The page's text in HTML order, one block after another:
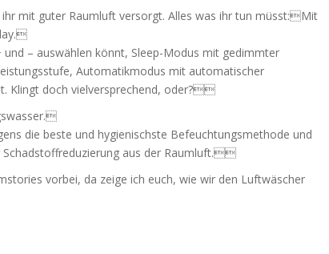
mit guter Raumluft versorgt. Alles was ihr tun müsst:Mit
– auswählen könnt, Sleep-Modus mit gedimmter
Automatikmodus mit automatischer
Klingt doch vielversprechend, oder?
die beste und hygienischste Befeuchtungsmethode und
aus der Raumluft.
vorbei, da zeige ich euch, wie wir den Luftwäscher